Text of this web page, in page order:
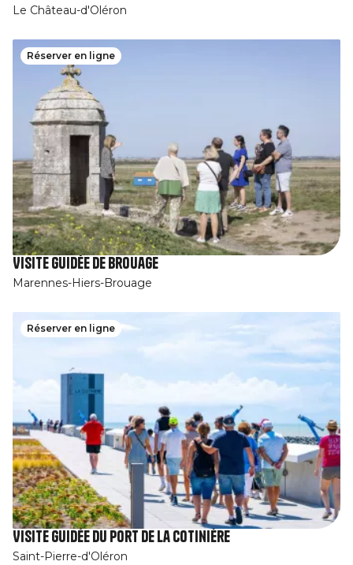
Le Château-d'Oléron
Réserver en ligne
Visite guidée de Brouage
Marennes-Hiers-Brouage
Réserver en ligne
Visite guidée du port de la Cotinière
Saint-Pierre-d'Oléron